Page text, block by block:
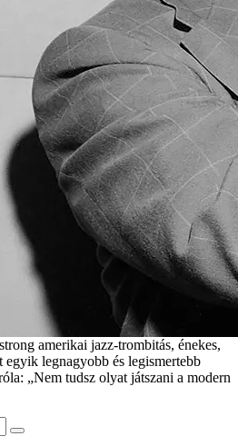
amerikai jazz-trombitás, énekes,
egyik legnagyobb és legismertebb
„Nem tudsz olyat játszani a modern